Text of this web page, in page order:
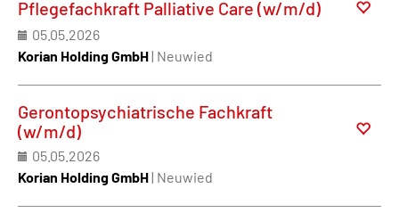
Pflegefachkraft Palliative Care (w/m/d)
05.05.2026
Korian Holding GmbH| Neuwied
Gerontopsychiatrische Fachkraft
(w/m/d)
05.05.2026
Korian Holding GmbH| Neuwied